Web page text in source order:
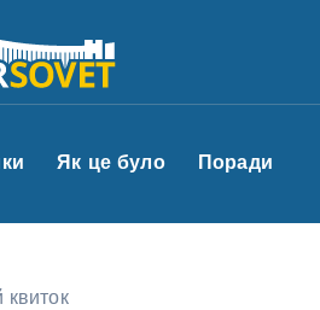
Як це було Поради
квиток